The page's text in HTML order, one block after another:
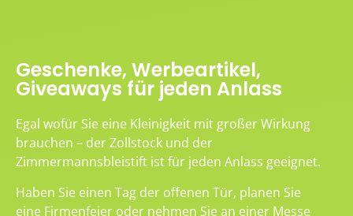
Geschenke, Werbeartikel,
Giveaways für jeden Anlass
Egal wofür Sie eine Kleinigkeit mit großer Wirkung
brauchen – der Zollstock und der
Zimmermannsbleistift ist für jeden Anlass geeignet.
Haben Sie einen Tag der offenen Tür, planen Sie
eine Firmenfeier oder nehmen Sie an einer Messe